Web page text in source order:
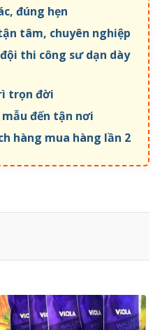
đúng hẹn
tâm, chuyên nghiệp
thi công sư dạn dày
trọn đời
đến tận nơi
hàng mua hàng lần 2